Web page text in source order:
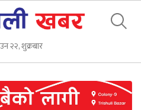
२२, शुक्रबार